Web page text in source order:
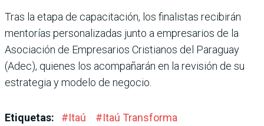
Tras la etapa de capacitación, los finalistas recibirán
mentorías personalizadas junto a empresarios de la
Asociación de Empresarios Cristianos del Paraguay
(Adec), quienes los acompañarán en la revisión de su
estrategia y modelo de negocio.
Etiquetas: #Itaú #Itaú Transforma